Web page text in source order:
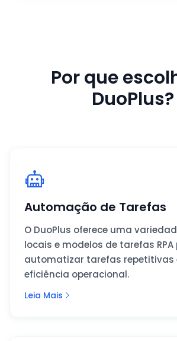
Por que
DuoPlus?
Automação de Tarefas
O DuoPlus oferece uma
locais e modelos de tarefas RPA
automatizar tarefas repetitivas
eficiência operacional.
Leia Mais